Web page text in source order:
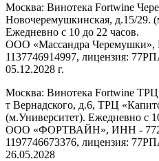
Москва: Винотека Fortwine
Новочеремушкинская, д.15/29.
Ежедневно с 10 до 22 часов.
ООО «Массандра
1137746914997, лицензия:
05.12.2028 г.
Москва: Винотека Fortwine
т Вернадского, д.6, ТРЦ
(м.Университет). Ежедневно с
ООО «ФОРТВАЙН», ИНН -
1197746673376, лицензия:
26.05.2028